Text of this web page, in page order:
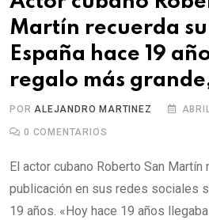
Martín recuerda
España hace 19
regalo más
POR ALEJANDRO MARTINEZ
0 COMENTARIOS
El actor cubano Roberto San Martín
publicación en sus redes sociales
19 años. «Hoy hace 19 años